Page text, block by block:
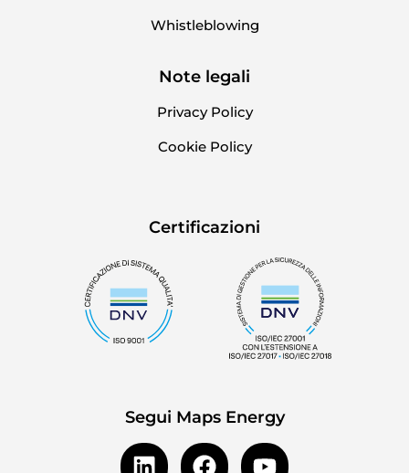
Whistleblowing
Note legali
Privacy Policy
Cookie Policy
Certificazioni
Segui Maps Energy